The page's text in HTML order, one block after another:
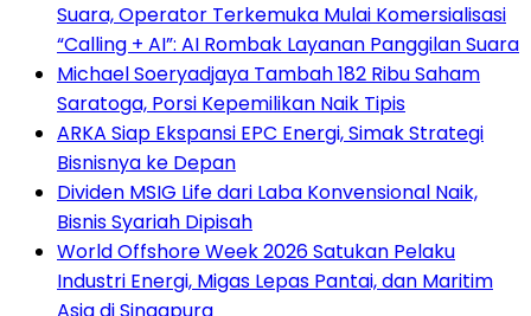
Suara, Operator Terkemuka Mulai Komersialisasi
“Calling + AI”: AI Rombak Layanan Panggilan Suara
Michael Soeryadjaya Tambah 182 Ribu Saham
Saratoga, Porsi Kepemilikan Naik Tipis
ARKA Siap Ekspansi EPC Energi, Simak Strategi
Bisnisnya ke Depan
Dividen MSIG Life dari Laba Konvensional Naik,
Bisnis Syariah Dipisah
World Offshore Week 2026 Satukan Pelaku
Industri Energi, Migas Lepas Pantai, dan Maritim